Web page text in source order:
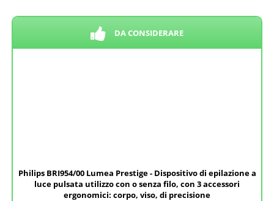
DA CONSIDERARE
Philips BRI954/00 Lumea Prestige - Dispositivo di epilazione a
luce pulsata utilizzo con o senza filo, con 3 accessori
ergonomici: corpo, viso, di precisione